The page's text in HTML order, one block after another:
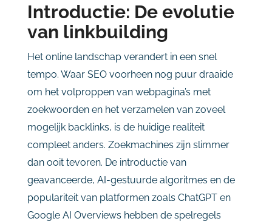
Introductie: De evolutie
van linkbuilding
Het online landschap verandert in een snel
tempo. Waar SEO voorheen nog puur draaide
om het volproppen van webpagina’s met
zoekwoorden en het verzamelen van zoveel
mogelijk backlinks, is de huidige realiteit
compleet anders. Zoekmachines zijn slimmer
dan ooit tevoren. De introductie van
geavanceerde, AI-gestuurde algoritmes en de
populariteit van platformen zoals ChatGPT en
Google AI Overviews hebben de spelregels